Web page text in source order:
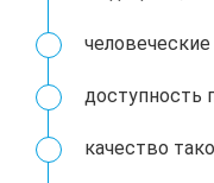
доступность
качество